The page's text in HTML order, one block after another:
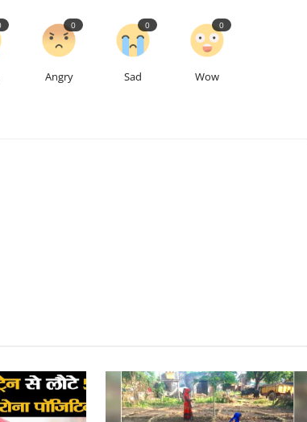
Angry
0
Sad
0
Wow
0